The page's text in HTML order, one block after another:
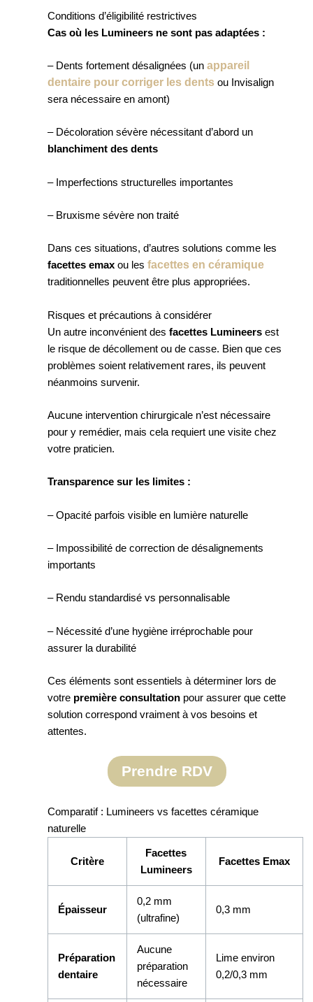
Conditions d’éligibilité restrictives
Cas où les Lumineers ne sont pas adaptées :
– Dents fortement désalignées (un appareil
dentaire pour corriger les dentsou Invisalign
sera nécessaire en amont)
– Décoloration sévère nécessitant d’abord un
blanchiment des dents
– Imperfections structurelles importantes
– Bruxisme sévère non traité
Dans ces situations, d’autres solutions comme les
facettes emaxou les facettes en céramique
traditionnelles peuvent être plus appropriées.
Risques et précautions à considérer
Un autre inconvénient des facettes Lumineersest
le risque de décollement ou de casse. Bien que ces
problèmes soient relativement rares, ils peuvent
néanmoins survenir.
Aucune intervention chirurgicale n’est nécessaire
pour y remédier, mais cela requiert une visite chez
votre praticien.
Transparence sur les limites :
– Opacité parfois visible en lumière naturelle
– Impossibilité de correction de désalignements
importants
– Rendu standardisé vs personnalisable
– Nécessité d’une hygiène irréprochable pour
assurer la durabilité
Ces éléments sont essentiels à déterminer lors de
votre première consultationpour assurer que cette
solution correspond vraiment à vos besoins et
attentes.
Prendre RDV
Comparatif : Lumineers vs facettes céramique
naturelle
Critère
Facettes
Lumineers
Facettes Emax
Épaisseur
0,2 mm
(ultrafine)
0,3 mm
Préparation
dentaire
Aucune
préparation
nécessaire
Lime environ
0,2/0,3 mm